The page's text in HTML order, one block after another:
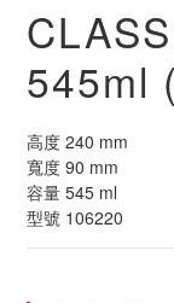
545ml
高度 240 mm
寬度 90 mm
容量 545 ml
型號 106220